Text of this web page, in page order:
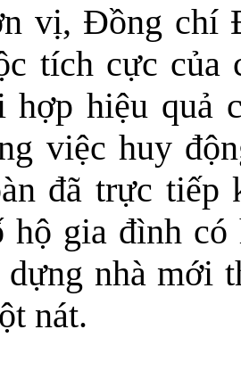
vị, Đồng chí
tích cực của
hợp hiệu quả
việc huy
đã trực tiếp
hộ gia đình có
nhà mới
nát.